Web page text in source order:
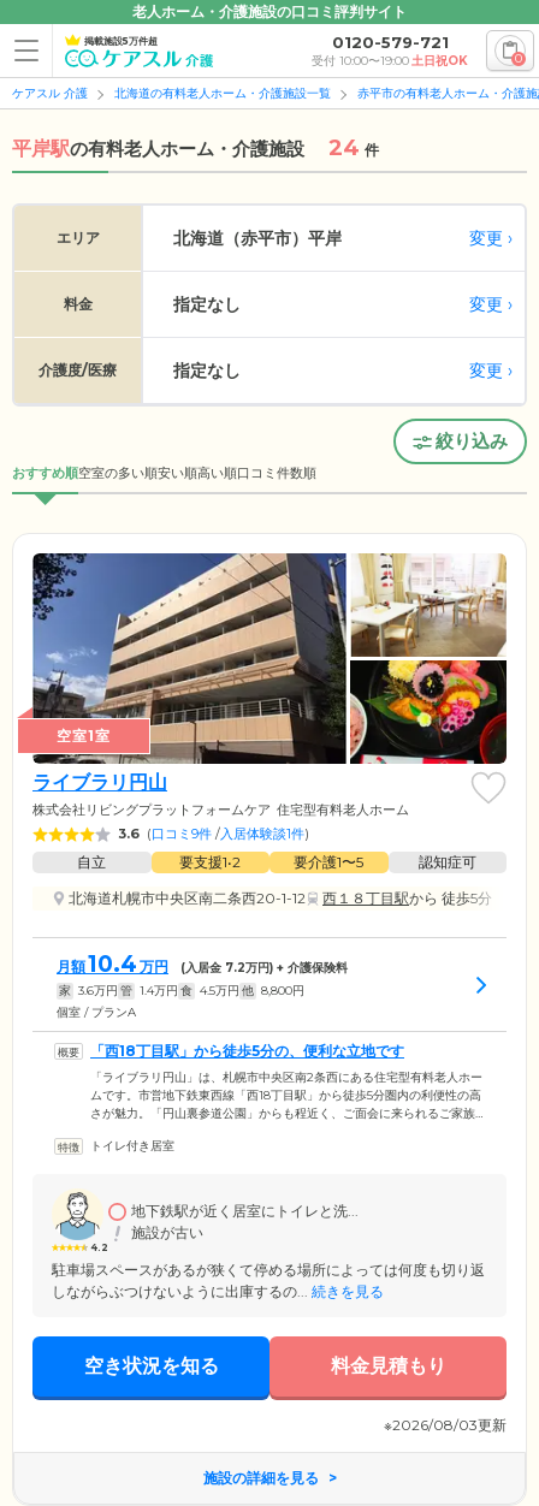
老人ホーム・介護施設の口コミ評判サイト
掲載施設5万件超 0120-579-721
受付 10:00〜19:00土日祝OK 0
ケアスル 介護 北海道の有料老人ホーム・介護施設一覧 赤平市の有料老人ホーム・介護
平岸駅の有料老人ホーム・介護施設 24 件
エリア 北海道（赤平市） 平岸 変更
料金 指定なし 変更
介護度/医療 指定なし 変更
絞り込み
おすすめ順空室の多い順安い順高い順口コミ件数順
空室1室
ライブラリ円山
株式会社リビングプラットフォームケア 住宅型有料老人ホーム
3.6 (口コミ9件 /入居体験談1件)
自立 要支援1•2 要介護1〜5
認知症可
北海道札幌市中央区南二条西20-1-12
西１８丁目駅から 徒歩5分
月額10.4 万円 (入居金 7.2万円) + 介護保険料
家 3.6万円 管 1.4万円 食 4.5万円 他 8,800円
個室 / プランA
「西18丁目駅」から徒歩5分の、便利な立地です
「ライブラリ円山」は、札幌市中央区南2条西にある住宅型有料老人ホー
ムです。市営地下鉄東西線「西18丁目駅」から徒歩5分圏内の利便性の高
さが魅力。「円山裏参道公園」からも程近く、ご面会に来られるご家族
ので、ぜひお気軽にお立ち寄りください。当ホームでは、 ご入居者様・
ー構造の快適な住まいで、新生活をお楽しみください。
トイレ付き居室
4.2
地下鉄駅が近く居室にトイレと洗...
施設が古い
駐車場スペースがあるが狭くて停める場所によっては何度も切り返
しながらぶつけないように出庫するの... 続きを見る
空き状況を知る 料金見積もり
※2026/08/03更新
施設の詳細を見る